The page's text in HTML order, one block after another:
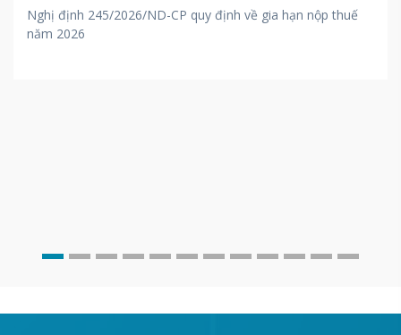
Nghị định 245/2026/ND-CP quy định về gia hạn nộp thuế
năm 2026